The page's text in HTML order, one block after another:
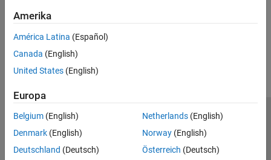
Amerika
América Latina (Español)
Canada (English)
United States (English)
Europa
Belgium (English)
Denmark (English)
Deutschland (Deutsch)
Netherlands(English)
Norway(English)
Österreich (Deutsch)
Trust Center
Datenschutz-Richtlinien
Datendiebstahl verhindern
Status von Anwendungen
© 1994-2026 The MathWorks, Inc.